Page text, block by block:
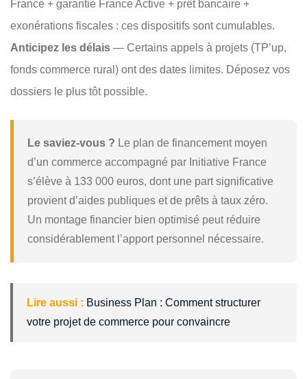
France + garantie France Active + prêt bancaire +
exonérations fiscales : ces dispositifs sont cumulables.
Anticipez les délais — Certains appels à projets (TP’up,
fonds commerce rural) ont des dates limites. Déposez vos
dossiers le plus tôt possible.
Le saviez-vous ? Le plan de financement moyen
d’un commerce accompagné par Initiative France
s’élève à 133 000 euros, dont une part significative
provient d’aides publiques et de prêts à taux zéro.
Un montage financier bien optimisé peut réduire
considérablement l’apport personnel nécessaire.
Lire aussi : Business Plan : Comment structurer
votre projet de commerce pour convaincre